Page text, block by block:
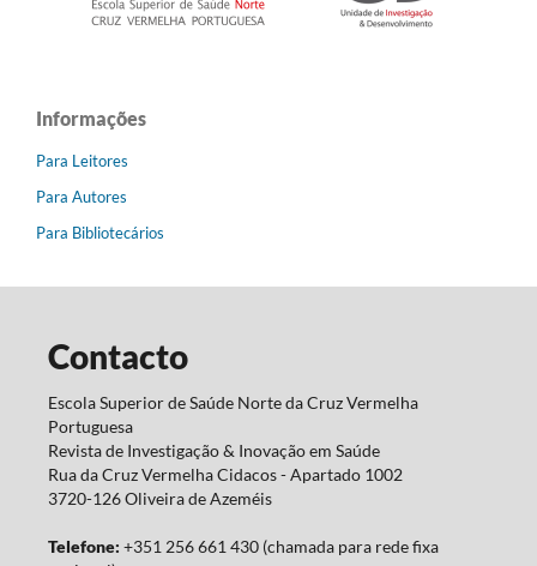
Informações
Para Leitores
Para Autores
Para Bibliotecários
Contacto
Escola Superior de Saúde Norte da Cruz Vermelha
Portuguesa
Revista de Investigação & Inovação em Saúde
Rua da Cruz Vermelha Cidacos - Apartado 1002
3720-126 Oliveira de Azeméis
Telefone: +351 256 661 430 (chamada para rede fixa